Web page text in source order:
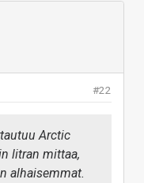
#22
Arctic
litran mittaa,
alhaisemmat.